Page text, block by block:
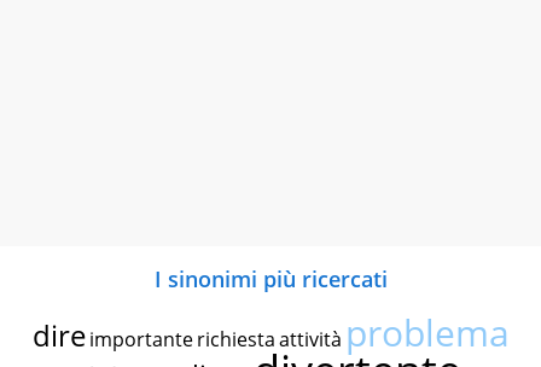
I sinonimi più ricercati
dire importante richiestaattività problema